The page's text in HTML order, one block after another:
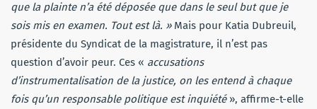
que la plainte n’a été déposée que dans le seul but que je
sois mis en examen. Tout est là. » Mais pour Katia Dubreuil,
présidente du Syndicat de la magistrature, il n’est pas
question d’avoir peur. Ces « accusations
d’instrumentalisation de la justice, on les entend à chaque
fois qu’un responsable politique est inquiété », affirme-t-elle